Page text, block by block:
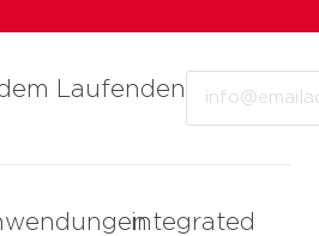
Laufenden
integrated